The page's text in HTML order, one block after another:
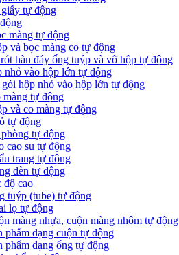
tự động
màng tự động
và bọc màng co tự động
hàn đáy ống tuýp và vô hộp tự động
nhỏ vào hộp lớn tự động
hộp nhỏ vào hộp lớn tự động
tự động
và co màng tự động
tự động
tự động
cao su tự động
trang tự động
đèn tự động
độ cao
tuýp (tube) tự động
lọ tự động
màng nhựa, cuộn màng nhôm tự động
phẩm dạng cuộn tự động
phẩm dạng ống tự động